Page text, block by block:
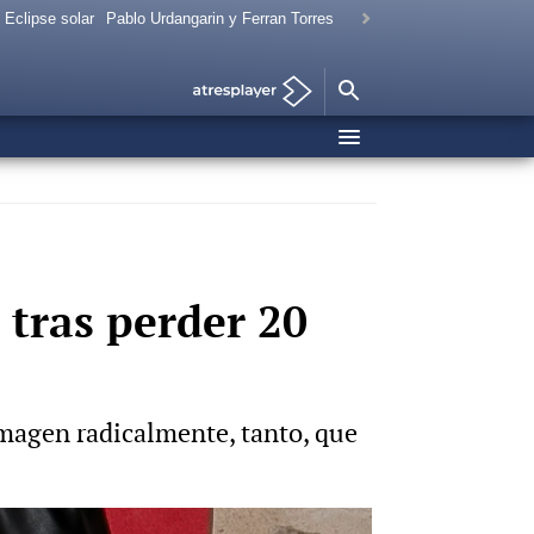
Eclipse solar Pablo Urdangarin y Ferran Torres
perder 20
radicalmente, tanto, que